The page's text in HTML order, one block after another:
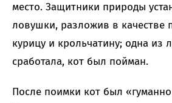
место. Защитники природы
ловушки, разложив в качестве
курицу и крольчатину; одна из
сработала, кот был пойман.
После поимки кот был